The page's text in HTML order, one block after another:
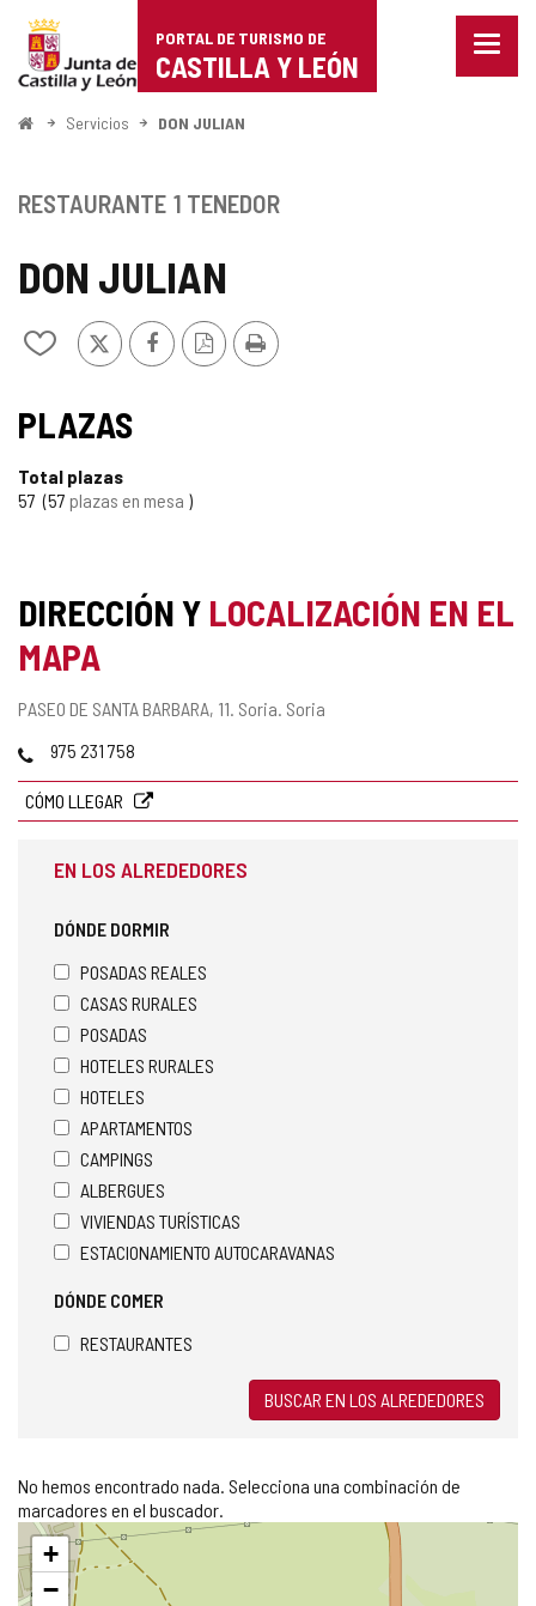
Portal
de
Turismo
Castilla
León
PORTAL DE TURISMO DE
CASTILLA Y LEÓN
Menu
InicioServicios DON JULIAN
DON JULIAN
Añadir/quitar
cuadernos
X FacebookVersión
PDF
Imprimir
RESTAURANTE 1 TENEDOR
PLAZAS
Total plazas
57 57 plazas en mesa
DIRECCIÓN Y LOCALIZACIÓN EN EL
MAPA
Dirección
PASEO DE SANTA BARBARA, 11. Soria. Soria
Teléfonos
975 231 758
CÓMO LLEGAR
EN LOS ALREDEDORES
DÓNDE DORMIR
POSADAS REALES
CASAS RURALES
POSADAS
HOTELES RURALES
HOTELES
APARTAMENTOS
CAMPINGS
ALBERGUES
VIVIENDAS TURÍSTICAS
ESTACIONAMIENTO AUTOCARAVANAS
DÓNDE COMER
RESTAURANTES
BUSCAR EN LOS ALREDEDORES
No hemos encontrado nada. Selecciona una combinación de
marcadores en el buscador.
Saltar
mapa
+
−